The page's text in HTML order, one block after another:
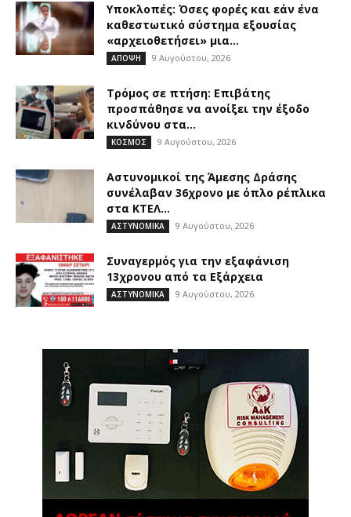
Υποκλοπές: Όσες φορές και εάν ένα
καθεστωτικό σύστημα εξουσίας
«αρχειοθετήσει» μια...
ΑΠΟΨΗ 9 Αυγούστου, 2026
Τρόμος σε πτήση: Επιβάτης
προσπάθησε να ανοίξει την έξοδο
κινδύνου στα...
ΚΟΣΜΟΣ 9 Αυγούστου, 2026
Αστυνομικοί της Άμεσης Δράσης
συνέλαβαν 36χρονο με όπλο ρέπλικα
στα ΚΤΕΛ...
ΑΣΤΥΝΟΜΙΚΑ 9 Αυγούστου, 2026
Συναγερμός για την εξαφάνιση
13χρονου από τα Εξάρχεια
ΑΣΤΥΝΟΜΙΚΑ 9 Αυγούστου, 2026